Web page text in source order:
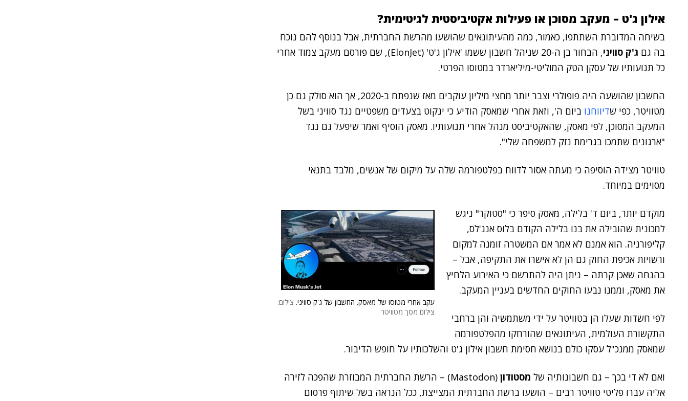
אילון ג'ט – מעקב מסוכן או פעילות אקטיביסטית לגיטימית?
בשיחה המדוברת השתתפו, כאמור, כמה מהעיתונאים שהושעו מהרשת החברתית, אבל בנוסף להם נוכח
בה גם ג'ק סוויני
, הבחור בן ה-20 שניהל חשבון ששמו 'אילון ג'ט' (ElonJet), שם פורסם מעקב צמוד אחרי
כל תנועותיו של עסקן הטק המוליטי-מיליארדר במטוסו הפרטי.
החשבון שהושעה היה פופולרי וצבר יותר מחצי מיליון עוקבים מאז שנפתח ב-2020, אך הוא סולק גם כן
מטוויטר, כפי שדיווחנו ביום ה', וזאת אחרי שמאסק הודיע כי ינקוט בצעדים משפטיים נגד סוויני בשל
המעקב המסוכן, לפי מאסק, שהאקטיביסט מנהל אחרי תנועותיו. מאסק הוסיף ואמר שיפעל גם נגד
"ארגונים שתמכו בגרימת נזק למשפחה שלי".
טוויטר מצידה הוסיפה כי מעתה אסור לדווח בפלטפורמה שלה על מיקום של אנשים, מלבד בתנאי
מסוימים במיוחד.
עקב אחרי מטוסו של מאסק. החשבון של ג'ק סוויני. צילום:
צילום מסך מטוויטר
מוקדם יותר, ביום ד' בלילה, מאסק סיפר כי "סטוקר" ניגש
למכונית שהובילה את בנו בלילה הקודם בלוס אנג'לס,
קליפורניה. הוא אמנם לא אמר אם המשטרה זומנה למקום
ורשויות אכיפת החוק גם הן לא אישרו את התקיפה, אבל –
בהנחה שאכן קרתה – ניתן היה להתרשם כי האירוע הלחיץ
את מאסק, וממנו נבעו החוקים החדשים בעניין המעקב.
לפי חשדות שעלו הן בטוויטר על ידי משתמשיה והן ברחבי
התקשורת העולמית, העיתונאים שהורחקו מהפלטפורמה
שמאסק ממנכ"ל עסקו כולם בנושא חסימת חשבון אילון ג'ט והשלכותיו על חופש הדיבור.
ואם לא די בכך – גם חשבונותיה של מסטודון
(Mastodon) – הרשת החברתית המבוזרת שהפכה לזירה
אליה עברו פליטי טוויטר רבים – הושעו ברשת החברתית המצייצת, ככל הנראה בשל שיתוף פרסום